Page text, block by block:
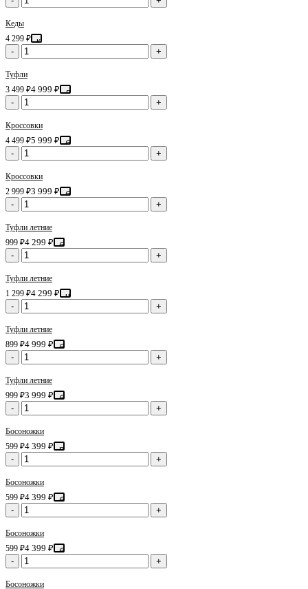
Кеды
4 299 ₽ коричневый
-
+
Туфли
3 499 ₽4 999 ₽ лимонный
-
+
Кроссовки
4 499 ₽5 999 ₽ белый
-
+
Кроссовки
2 999 ₽3 999 ₽ белый
-
+
Туфли летние
999 ₽4 299 ₽ белый
-
+
Туфли летние
1 299 ₽4 299 ₽ черный
-
+
Туфли летние
899 ₽4 999 ₽ белый
-
+
Туфли летние
999 ₽3 999 ₽ белый
-
+
Босоножки
599 ₽4 399 ₽ розовый
-
+
Босоножки
599 ₽4 399 ₽ белый
-
+
Босоножки
599 ₽4 399 ₽ бежевый
-
+
Босоножки